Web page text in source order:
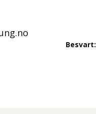
Besvart: